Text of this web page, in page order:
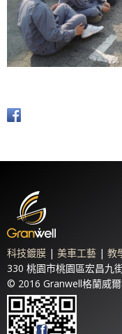
科技鍍膜 | 美車工藝 | 教
330 桃園市桃園區宏昌九
© 2016 Granwell格蘭威